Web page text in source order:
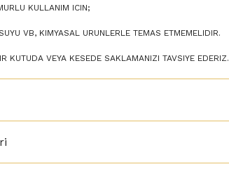
KULLANIM ICIN;
VB, KIMYASAL URUNLERLE TEMAS ETMEMELIDIR.
KUTUDA VEYA KESEDE SAKLAMANIZI TAVSIYE EDERIZ.